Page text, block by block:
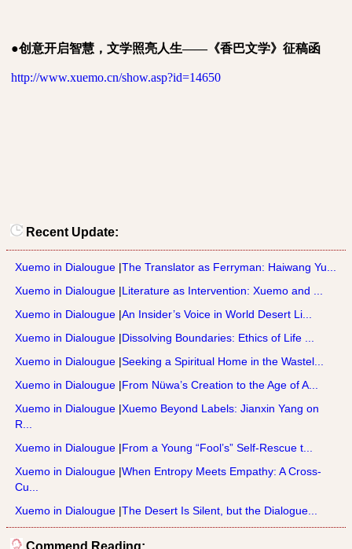
●创意开启智慧，文学照亮人生——《香巴文学》征稿函
http://www.xuemo.cn/show.asp?id=14650
Recent Update:
Xuemo in Dialougue |The Translator as Ferryman: Haiwang Yu...
Xuemo in Dialougue |Literature as Intervention: Xuemo and ...
Xuemo in Dialougue |An Insider’s Voice in World Desert Li...
Xuemo in Dialougue |Dissolving Boundaries: Ethics of Life ...
Xuemo in Dialougue |Seeking a Spiritual Home in the Wastel...
Xuemo in Dialougue |From Nüwa’s Creation to the Age of A...
Xuemo in Dialougue |Xuemo Beyond Labels: Jianxin Yang on
R...
Xuemo in Dialougue |From a Young “Fool’s” Self-Rescue t...
Xuemo in Dialougue |When Entropy Meets Empathy: A Cross-
Cu...
Xuemo in Dialougue |The Desert Is Silent, but the Dialogue...
Commend Reading: